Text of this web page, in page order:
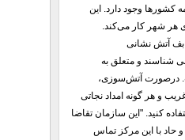
کشورها وجود دارد. این
هر شهر کار می‌کند.
را همه می شناسند و متعلق به
درصورت آتش‌سوزی،
و هر گونه امداد نجاتی
کنید. "این سازمان تقاضا
حاد با این مرکز تماس